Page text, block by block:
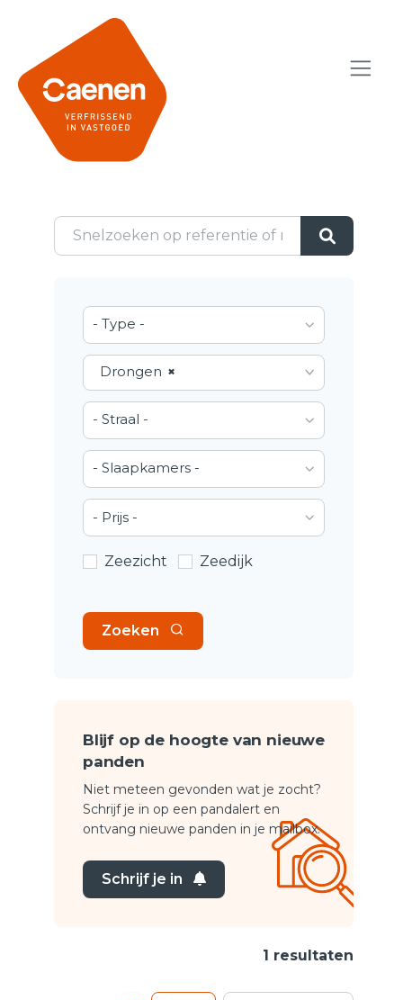
- Type -
Drongen ×
- Straal -
- Slaapkamers -
- Prijs -
Zeezicht Zeedijk
Zoeken
Blijf op de hoogte van nieuwe
panden
Niet meteen gevonden wat je zocht?
Schrijf je in op een pandalert en
ontvang nieuwe panden in je mailbox.
Schrijf je in
1 resultaten